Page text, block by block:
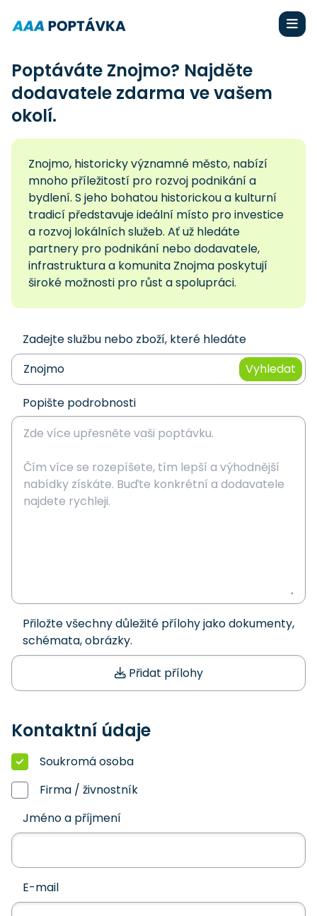
Poptáváte Znojmo? Najděte
dodavatele zdarma ve vašem
okolí.
Znojmo, historicky významné město, nabízí
mnoho příležitostí pro rozvoj podnikání a
bydlení. S jeho bohatou historickou a kulturní
tradicí představuje ideální místo pro investice
a rozvoj lokálních služeb. Ať už hledáte
partnery pro podnikání nebo dodavatele,
infrastruktura a komunita Znojma poskytují
široké možnosti pro růst a spolupráci.
Zadejte službu nebo zboží, které hledáte
Vyhledat
Popište podrobnosti
Přiložte všechny důležité přílohy jako dokumenty,
schémata, obrázky.
Přidat přílohy
Kontaktní údaje
Soukromá osoba
Firma / živnostník
Jméno a příjmení
E-mail